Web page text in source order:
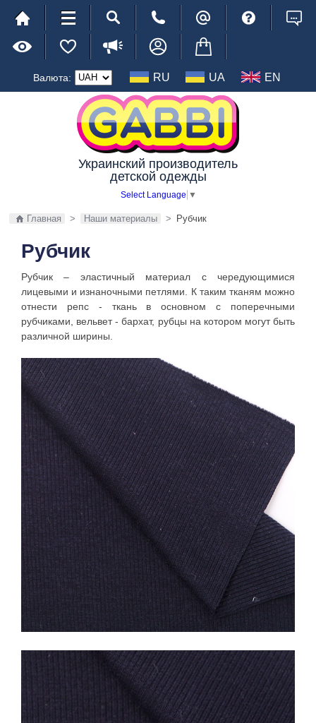
Валюта: RU UA EN
Украинский производитель
детской одежды
Select Language ▼
Главная > Наши материалы > Рубчик
Рубчик
Рубчик – эластичный материал с чередующимися
лицевыми и изнаночными петлями. К таким тканям можно
отнести репс - ткань в основном с поперечными
рубчиками, вельвет - бархат, рубцы на котором могут быть
различной ширины.